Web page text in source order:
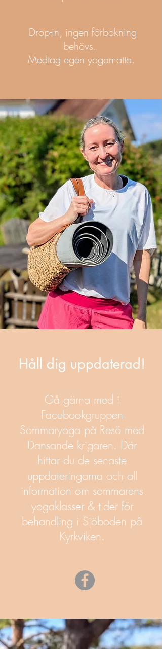
Drop-in, ingen förbokning
behövs.
Medtag egen yogamatta.
Håll dig uppdaterad!
Gå gärna med i
Facebookgruppen
Sommaryoga på Resö med
Dansande krigaren. Där
hittar du de senaste
uppdateringarna och all
information om sommarens
yogaklasser & tider för
behandling i Sjöboden på
Kyrkviken.